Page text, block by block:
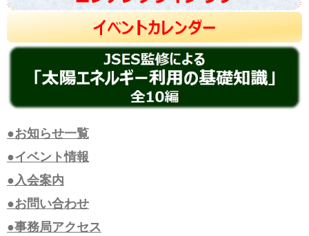
●お知らせ一覧
●イベント情報
●入会案内
●お問い合わせ
●事務局アクセス